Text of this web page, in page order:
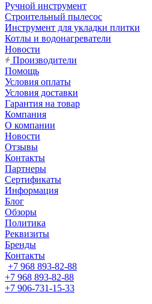
Ручной инструмент
Строительный пылесос
Инструмент для укладки плитки
Котлы и водонагреватели
Новости
Производители
Помощь
Условия оплаты
Условия доставки
Гарантия на товар
Компания
О компании
Новости
Отзывы
Контакты
Партнеры
Сертификаты
Информация
Блог
Обзоры
Политика
Реквизиты
Бренды
Контакты
+7 968 893-82-88
+7 968 893-82-88
+7 906-731-15-33